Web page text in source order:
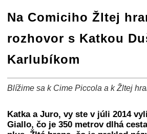
Na Comiciho Žltej
rozhovor s Katkou
Karlubíkom
Blížime sa k Cime Piccola a k Žltej
Katka a Juro, vy ste v júli 2014
Giallo, čo je 350 metrov dlhá